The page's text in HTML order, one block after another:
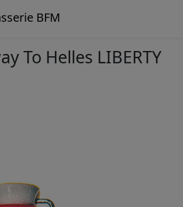
BFM
To Helles LIBERTY